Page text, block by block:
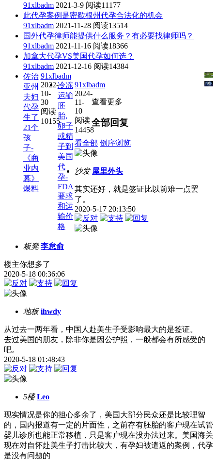
91xlbadm 2021-3-9 阅读11177
此代孕案例是密歇根州代孕合法化的机会
91xlbadm 2021-11-28 阅读13514
国外代孕律师能提供什么服务？有必要找律师吗？
91xlbadm 2021-11-16 阅读18366
加拿大代孕VS美国代孕如何选？
91xlbadm 2021-12-16 阅读14384
佐治
亚州
夫妇
代孕
生了
21个
孩
子-
《商
业内
幕》
爆料
91xlbadm
2022-
10-
30
阅读
10155
冷冻
运输
胚
胎,
卵子
或精
子到
美国
代
孕-
FDA
要求
和运
输价
格
91xlbadm
2024-
11-
10
阅读
14458
查看更多
全部回复
看全部 倒序浏览
沙发 屋里外头
其实还好，就是签证比以前难一点罢
了。
2020-5-17 20:13:50
板凳 李怠俞
楼主你想多了
2020-5-18 00:36:06
地板 ihwdy
从过去一两年看，中国人赴美生子受影响最大的是签证。
去过美国的朋友，除非你是因公护照，一般都会有所感受的
吧。
2020-5-18 01:48:43
5楼 Leo
现实情况是你的担心多余了，美国大部分民众还是比较理智
的，国内报道有一定的片面性，之前存有胚胎的客户现在试管
婴儿诊所也能正常移植，只是客户现在没办法过来。美国海关
现在对自怀赴美生子打击比较大，有孕妇被遣返的案例，代孕
是没有问题的